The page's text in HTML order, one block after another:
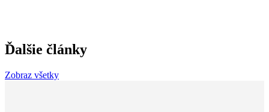
Ďalšie články
Zobraz všetky